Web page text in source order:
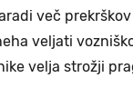
več
veljati
velja strožji